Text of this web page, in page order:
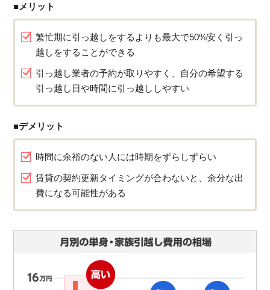
■メリット
繁忙期に引っ越しをするよりも最大で50%安く引っ
越しをすることができる
引っ越し業者の予約が取りやすく、自分の希望する
引っ越し日や時間に引っ越ししやすい
■デメリット
時間に余裕のない人には時期をずらしずらい
賃貸の契約更新タイミングが合わないと、余分な出
費になる可能性がある